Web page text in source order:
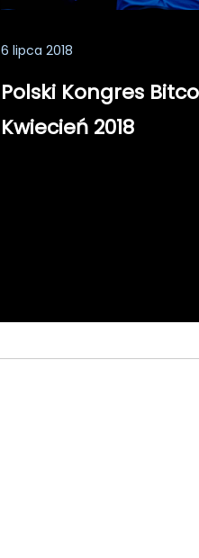
6 lipca 2018
Polski Kongres
Kwiecień 2018